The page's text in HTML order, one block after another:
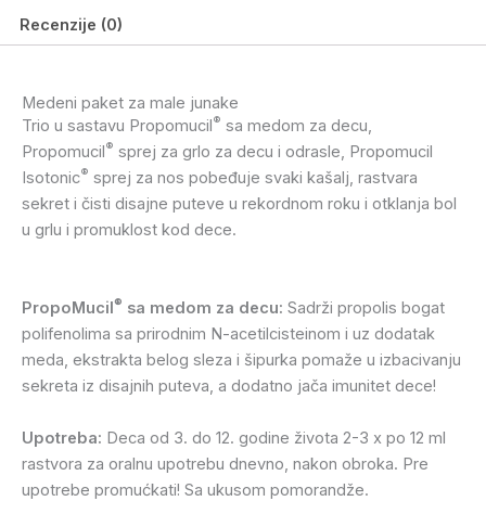
Recenzije (0)
Medeni paket za male junake
Trio u sastavu Propomucil® sa medom za decu,
Propomucil® sprej za grlo za decu i odrasle, Propomucil
Isotonic® sprej za nos pobeđuje svaki kašalj, rastvara
sekret i čisti disajne puteve u rekordnom roku i otklanja bol
u grlu i promuklost kod dece.
PropoMucil® sa medom za decu: Sadrži propolis bogat
polifenolima sa prirodnim N-acetilcisteinom i uz dodatak
meda, ekstrakta belog sleza i šipurka pomaže u izbacivanju
sekreta iz disajnih puteva, a dodatno jača imunitet dece!
Upotreba: Deca od 3. do 12. godine života 2-3 x po 12 ml
rastvora za oralnu upotrebu dnevno, nakon obroka. Pre
upotrebe promućkati! Sa ukusom pomorandže.